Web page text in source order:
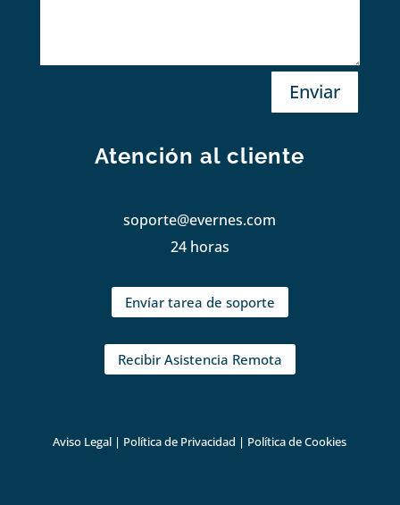
Enviar
Atención al cliente
soporte@evernes.com
24 horas
Envíar tarea de soporte
Recibir Asistencia Remota
Aviso Legal | Política de Privacidad | Política de Cookies